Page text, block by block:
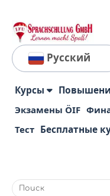
Русский
Курсы
Экзамены ÖIF
Тест Бесплатные